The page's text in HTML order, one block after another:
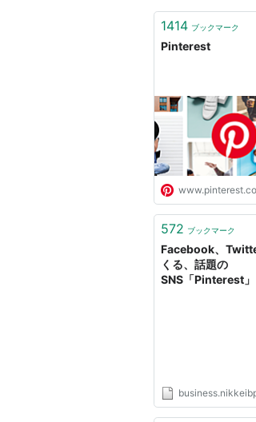
日本進出
日本企業である
楽天、Pinterest
2012年3月13日
タラクティブ部
第16回Webby賞
AdverTimes（ア
非公開ボード
2012年11月8日
定をオフにする
開に戻すことは
車売却のトラ
1414 ブックマーク
Pinterest
572 ブックマーク
Facebook、
くる、話題の
SNS「Pinterest」